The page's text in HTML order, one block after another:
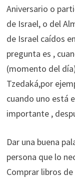
Aniversario o
de Israel, o del
de Israel caídos
pregunta es ,
(momento del
Tzedaká,por
cuando uno está
importante ,
Dar una buena
persona que lo
Comprar libros